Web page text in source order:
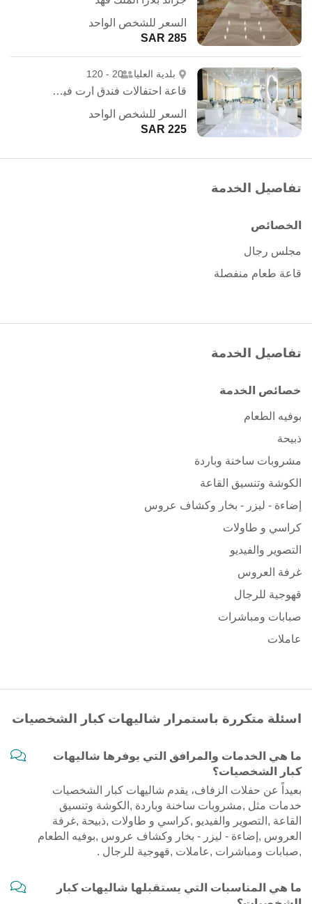
السعر للشخص الواحد
285 SAR
بلدية العليا 20 - 120
قاعة احتفالات فندق ارت فيو - الرياض
السعر للشخص الواحد
225 SAR
تفاصيل الخدمة
الخصائص
مجلس رجال
قاعة طعام منفصلة
تفاصيل الخدمة
خصائص الخدمة
بوفيه الطعام
ذبيحة
مشروبات ساخنة وباردة
الكوشة وتنسيق القاعة
إضاءة - ليزر - بخار وكشاف عروس
كراسي و طاولات
التصوير والفيديو
غرفة العروس
قهوجية للرجال
صبابات ومباشرات
عاملات
اسئلة متكررة باستمرار شاليهات كبار الشخصيات
ما هي الخدمات والمرافق التي يوفرها شاليهات
كبار الشخصيات؟
بعيداً عن حفلات الزفاف، يقدم شاليهات كبار الشخصيات
خدمات مثل ,مشروبات ساخنة وباردة ,الكوشة وتنسيق
القاعة ,التصوير والفيديو ,كراسي و طاولات ,ذبيحة ,غرفة
العروس ,إضاءة - ليزر - بخار وكشاف عروس ,بوفيه الطعام
,صبابات ومباشرات ,عاملات ,قهوجية للرجال .
ما هي المناسبات التي يستقبلها شاليهات كبار